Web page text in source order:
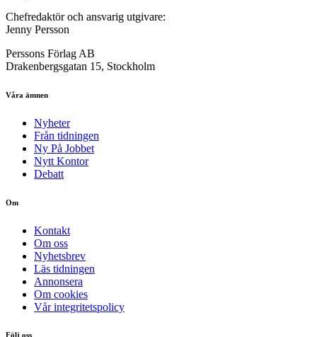
Chefredaktör och ansvarig utgivare:
Jenny Persson
Perssons Förlag AB
Drakenbergsgatan 15, Stockholm
Våra ämnen
Nyheter
Från tidningen
Ny På Jobbet
Nytt Kontor
Debatt
Om
Kontakt
Om oss
Nyhetsbrev
Läs tidningen
Annonsera
Om cookies
Vår integritetspolicy
Följ oss